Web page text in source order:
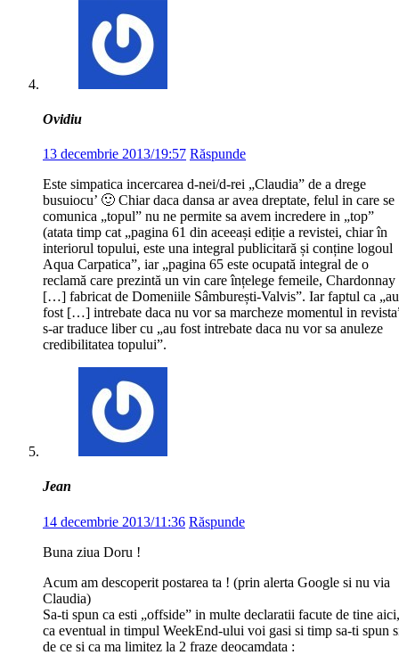
Ovidiu
13 decembrie 2013/19:57 Răspunde
Este simpatica incercarea d-nei/d-rei „Claudia” de a drege
busuiocu’ 🙂 Chiar daca dansa ar avea dreptate, felul in care se
comunica „topul” nu ne permite sa avem incredere in „top”
(atata timp cat „pagina 61 din aceeași ediție a revistei, chiar în
interiorul topului, este una integral publicitară și conține logoul
Aqua Carpatica”, iar „pagina 65 este ocupată integral de o
reclamă care prezintă un vin care înțelege femeile, Chardonnay
[…] fabricat de Domeniile Sâmburești-Valvis”. Iar faptul ca „au
fost […] intrebate daca nu vor sa marcheze momentul in
s-ar traduce liber cu „au fost intrebate daca nu vor sa anuleze
credibilitatea topului”.
Jean
14 decembrie 2013/11:36 Răspunde
Buna ziua Doru !
Acum am descoperit postarea ta ! (prin alerta Google si nu via
Claudia)
Sa-ti spun ca esti „offside” in multe declaratii facute de tine aici,
ca eventual in timpul WeekEnd-ului voi gasi si timp sa-ti spun
de ce si ca ma limitez la 2 fraze deocamdata :